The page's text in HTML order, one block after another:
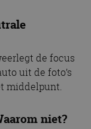
de focus
uit de foto’s
middelpunt.
niet?